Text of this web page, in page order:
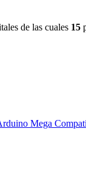
de las cuales 15
Mega